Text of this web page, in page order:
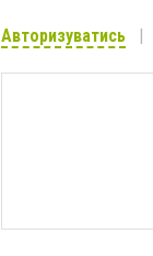
Авторизуватись